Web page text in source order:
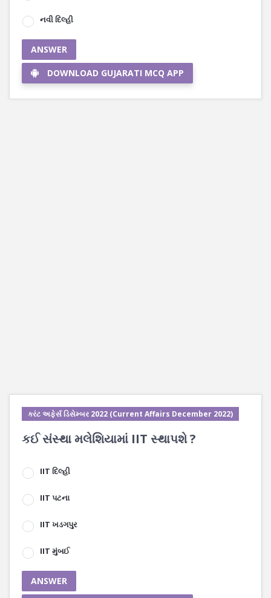
નવી દિલ્હી
ANSWER
DOWNLOAD GUJARATI MCQ APP
કરંટ અફેર્સ ડિસેમ્બર 2022 (Current Affairs December 2022)
કઈ સંસ્થા મલેશિયામાં IIT સ્થાપશે ?
IIT દિલ્હી
IIT પટના
IIT ખડગપુર
IIT મુંબઈ
ANSWER